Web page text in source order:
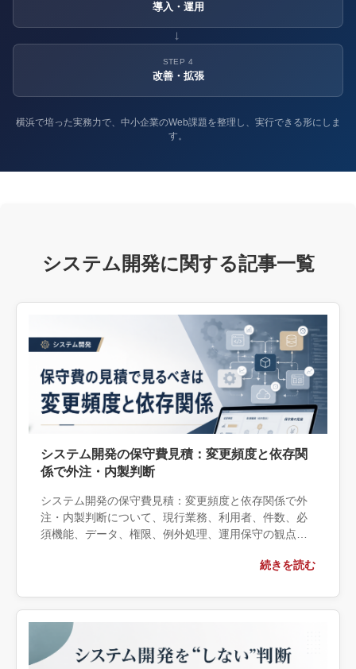
導入・運用
→
STEP 4
改善・拡張
横浜で培った実務力で、中小企業のWeb課題を整理し、実行できる形にしま
す。
システム開発に関する記事一覧
システム開発の保守費見積：変更頻度と依存関
係で外注・内製判断
システム開発の保守費見積：変更頻度と依存関係で外
注・内製判断について、現行業務、利用者、件数、必
須機能、データ、権限、例外処理、運用保守の観点か
範囲と外部へ相談する条件、相談前に用意する情報、
続きを読む